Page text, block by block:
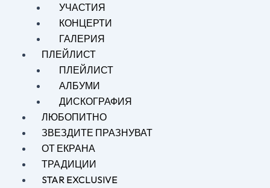
УЧАСТИЯ
КОНЦЕРТИ
ГАЛЕРИЯ
ПЛЕЙЛИСТ
ПЛЕЙЛИСТ
АЛБУМИ
ДИСКОГРАФИЯ
ЛЮБОПИТНО
ЗВЕЗДИТЕ ПРАЗНУВАТ
ОТ ЕКРАНА
ТРАДИЦИИ
STAR EXCLUSIVE